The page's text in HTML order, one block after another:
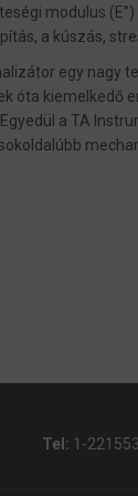
modulus
a kúszás,
egy nagy
óta kiemelkedő
a TA
Tel: 1-